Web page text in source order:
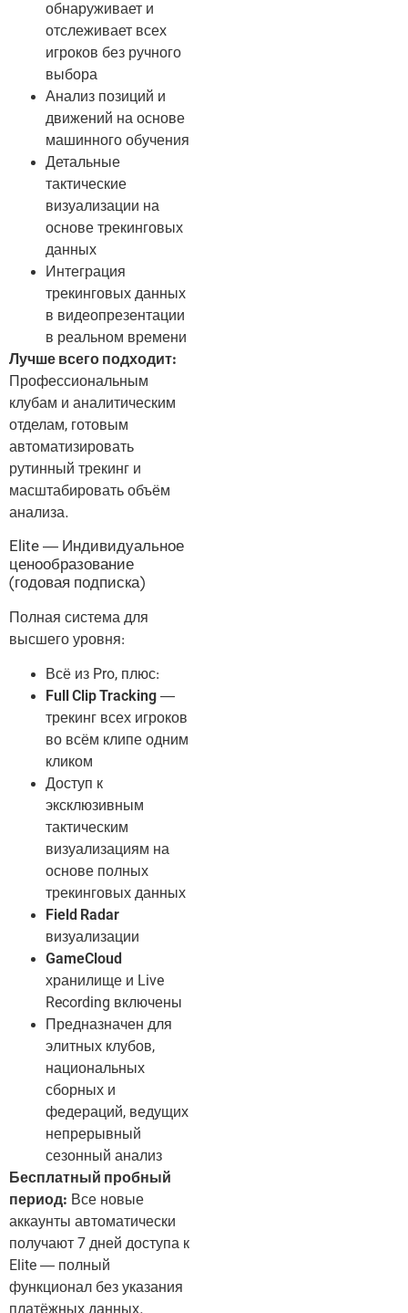
обнаруживает и
отслеживает всех
игроков без ручного
выбора
Анализ позиций и
движений на основе
машинного обучения
Детальные
тактические
визуализации на
основе трекинговых
данных
Интеграция
трекинговых данных
в видеопрезентации
в реальном времени
Лучше всего подходит:
Профессиональным
клубам и аналитическим
отделам, готовым
автоматизировать
рутинный трекинг и
масштабировать объём
анализа.
Elite — Индивидуальное
ценообразование
(годовая подписка)
Полная система для
высшего уровня:
Всё из Pro, плюс:
Full Clip Tracking —
трекинг всех игроков
во всём клипе одним
кликом
Доступ к
эксклюзивным
тактическим
визуализациям на
основе полных
трекинговых данных
Field Radar
визуализации
GameCloud
хранилище и Live
Recording включены
Предназначен для
элитных клубов,
национальных
сборных и
федераций, ведущих
непрерывный
сезонный анализ
Бесплатный пробный
период: Все новые
аккаунты автоматически
получают 7 дней доступа к
Elite — полный
функционал без указания